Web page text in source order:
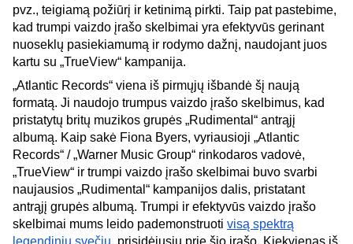
pvz., teigiamą požiūrį ir ketinimą pirkti. Taip pat pastebime,
kad trumpi vaizdo įrašo skelbimai yra efektyvūs gerinant
nuoseklų pasiekiamumą ir rodymo dažnį, naudojant juos
kartu su „TrueView“ kampanija.
„Atlantic Records“ viena iš pirmųjų išbandė šį naują
formatą. Ji naudojo trumpus vaizdo įrašo skelbimus, kad
pristatytų britų muzikos grupės „Rudimental“ antrąjį
albumą. Kaip sakė Fiona Byers, vyriausioji „Atlantic
Records“ / „Warner Music Group“ rinkodaros vadovė,
„TrueView“ ir trumpi vaizdo įrašo skelbimai buvo svarbi
naujausios „Rudimental“ kampanijos dalis, pristatant
antrąjį grupės albumą. Trumpi ir efektyvūs vaizdo įrašo
skelbimai mums leido pademonstruoti visą spektrą
legendinių svečių, prisidėjusių prie šio įrašo. Kiekvienas iš